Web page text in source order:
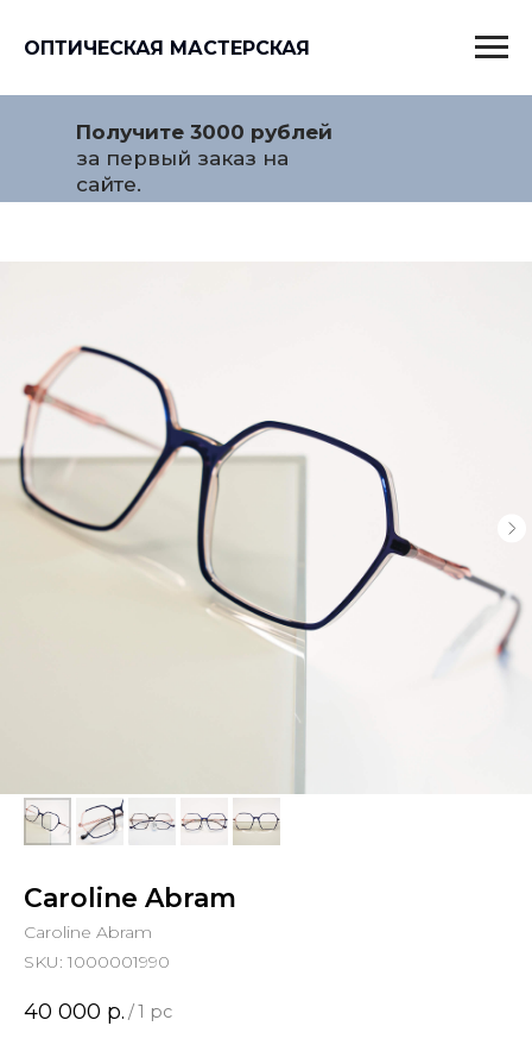
ОПТИЧЕСКАЯ МАСТЕРСКАЯ
Получите 3000 рублей
за первый заказ на
сайте.
Caroline Abram
Caroline Abram
SKU: 1000001990
40 000 р. /1 pc